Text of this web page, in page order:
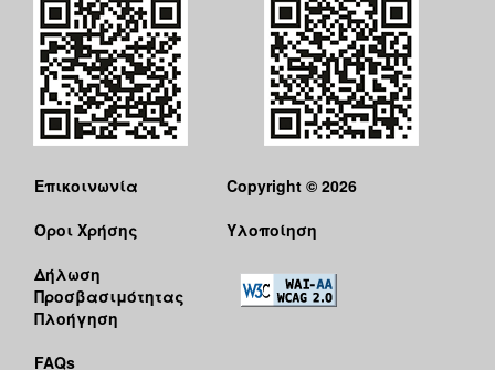
Επικοινωνία
Όροι Χρήσης
Δήλωση
Προσβασιμότητας
Πλοήγηση
FAQs
Copyright © 2026
Υλοποίηση